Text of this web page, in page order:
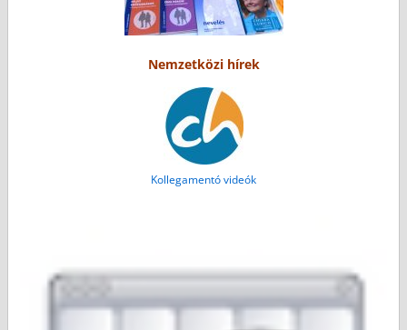
Nemzetközi hírek
Kollegamentó videók